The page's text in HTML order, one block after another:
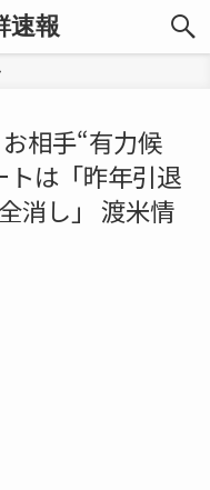
速報
相手“有力候
トは「昨年引退
消し」 渡米情